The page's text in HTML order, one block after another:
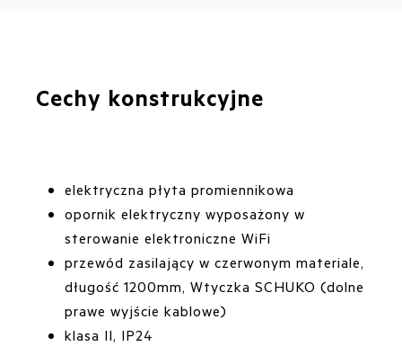
Cechy konstrukcyjne
elektryczna płyta promiennikowa
opornik elektryczny wyposażony w
sterowanie elektroniczne WiFi
przewód zasilający w czerwonym materiale,
długość 1200mm, Wtyczka SCHUKO (dolne
prawe wyjście kablowe)
klasa II, IP24